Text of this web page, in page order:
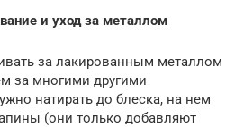
и уход за металлом
за лакированным металлом
за многими другими
натирать до блеска, на нем
(они только добавляют